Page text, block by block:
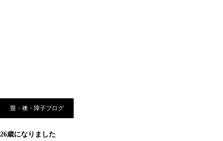
畳・襖・障子ブログ
26歳になりました